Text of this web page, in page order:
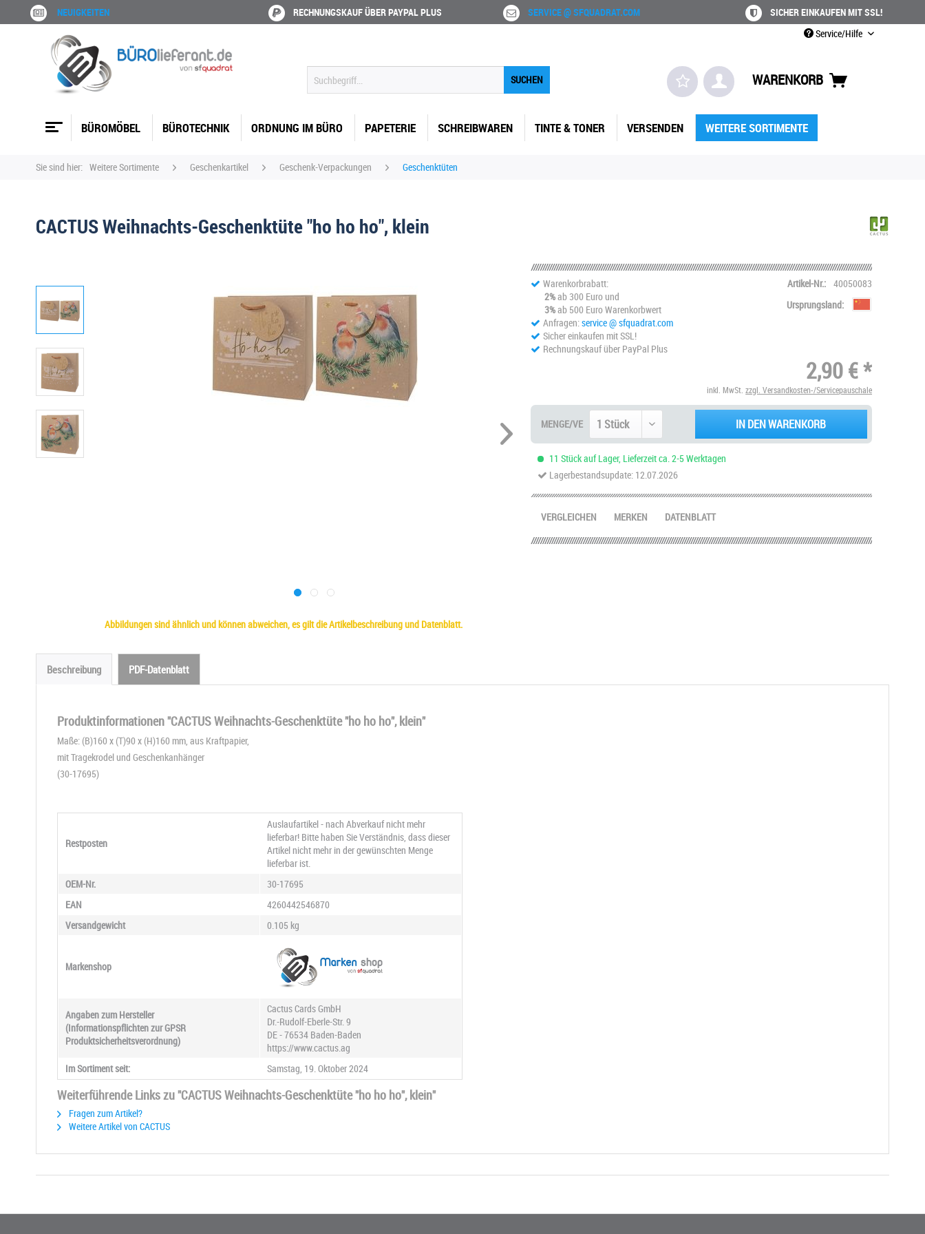
NEUIGKEITEN RECHNUNGSKAUF ÜBER PAYPAL PLUS SERVICE @ SFQUADRAT.COM
SICHER EINKAUFEN MIT SSL!
Service/Hilfe
SUCHEN WARENKORB
BÜROMÖBEL BÜROTECHNIK ORDNUNG IM BÜRO PAPETERIE SCHREIBWAREN TINTE & TONER VERSENDEN WEITERE SORTIMENTE
Sie sind hier: Weitere Sortimente Geschenkartikel Geschenk-Verpackungen Geschenktüten
CACTUS Weihnachts-Geschenktüte "ho ho ho", klein
Abbildungen sind ähnlich und können abweichen, es gilt die Artikelbeschreibung und Datenblatt.
Warenkorbrabatt:
2%ab 300 Euro und
3%ab 500 Euro Warenkorbwert
Anfragen:service @ sfquadrat.com
Sicher einkaufen mit SSL!
Rechnungskauf über PayPal Plus
Artikel-Nr.: 40050083
Ursprungsland:
2,90 € *
inkl. MwSt.zzgl. Versandkosten-/Servicepauschale
MENGE/VE IN DEN WARENKORB
11 Stück auf Lager, Lieferzeit ca. 2-5 Werktagen
Lagerbestandsupdate: 12.07.2026
DATENBLATT
VERGLEICHEN MERKEN
Beschreibung PDF-Datenblatt
Produktinformationen "CACTUS Weihnachts-Geschenktüte "ho ho ho", klein"
Maße: (B)160 x (T)90 x (H)160 mm, aus Kraftpapier,
mit Tragekrodel und Geschenkanhänger
(30-17695)
Restposten
Auslaufartikel - nach Abverkauf nicht mehr
lieferbar! Bitte haben Sie Verständnis, dass dieser
Artikel nicht mehr in der gewünschten Menge
lieferbar ist.
OEM-Nr.
30-17695
EAN
4260442546870
Versandgewicht
0.105 kg
Markenshop
Angaben zum Hersteller
(Informationspflichten zur GPSR
Produktsicherheitsverordnung)
Cactus Cards GmbH
Dr.-Rudolf-Eberle-Str. 9
DE - 76534 Baden-Baden
https://www.cactus.ag
Im Sortiment seit:
Samstag, 19. Oktober 2024
Weiterführende Links zu "CACTUS Weihnachts-Geschenktüte "ho ho ho", klein"
Fragen zum Artikel?
Weitere Artikel von CACTUS